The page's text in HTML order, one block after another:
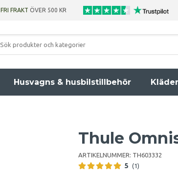
FRI FRAKT ÖVER 500 KR
Husvagns & husbilstillbehör Kläder
Thule
ARTIKELNUMMER: TH603332
5 (1)